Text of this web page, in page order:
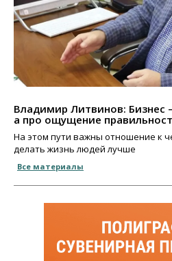
Владимир Литвинов: Бизнес
а про ощущение
На этом пути важны отношение к
делать жизнь людей лучше
Все материалы